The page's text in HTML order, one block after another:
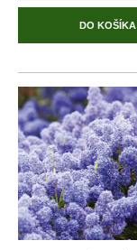
DO KOŠÍKA